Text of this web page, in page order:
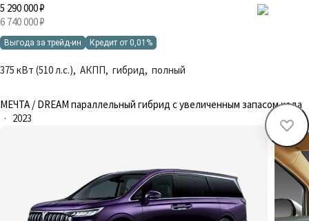
5 290 000 ₽
6 740 000 ₽
Выгода за трейд-ин Кредит от 0,01%
375 кВт (510 л.с.), АКПП, гибрид, полный
МЕЧТА / DREAM параллельный гибрид с увеличенным запасом хода
· 2023